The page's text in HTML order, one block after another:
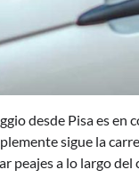
desde Pisa es
sigue la
peajes a lo largo del